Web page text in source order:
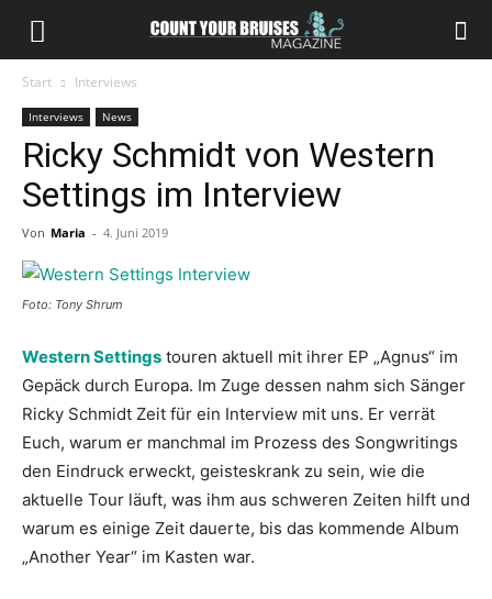
Start Interviews
Interviews News
Ricky Schmidt von Western
Settings im Interview
Von Maria - 4. Juni 2019
Foto: Tony Shrum
Western Settings touren aktuell mit ihrer EP „Agnus“ im
Gepäck durch Europa. Im Zuge dessen nahm sich Sänger
Ricky Schmidt Zeit für ein Interview mit uns. Er verrät
Euch, warum er manchmal im Prozess des Songwritings
den Eindruck erweckt, geisteskrank zu sein, wie die
aktuelle Tour läuft, was ihm aus schweren Zeiten hilft und
warum es einige Zeit dauerte, bis das kommende Album
„Another Year“ im Kasten war.